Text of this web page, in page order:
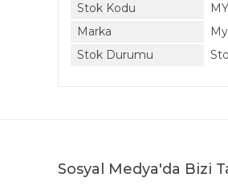
Stok Kodu
Marka
Stok Durumu
Sosyal Medya'da Bizi